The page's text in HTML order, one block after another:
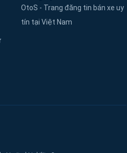
OtoS - Trang đăng tin bán xe uy
tín tại Việt Nam